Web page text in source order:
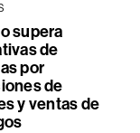
supera
de
por
de
y ventas de